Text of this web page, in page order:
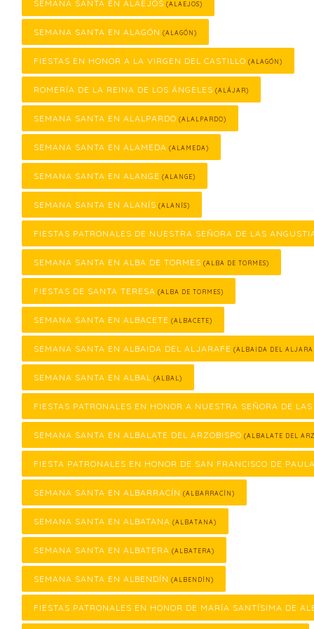
SEMANA SANTA EN ALAEJOS (ALAEJOS)
SEMANA SANTA EN ALAGÓN (ALAGÓN)
FIESTAS EN HONOR A LA VIRGEN DEL CASTILLO (ALAGÓN)
ROMERÍA DE LA REINA DE LOS ÁNGELES (ALÁJAR)
SEMANA SANTA EN ALALPARDO (ALALPARDO)
SEMANA SANTA EN ALAMEDA (ALAMEDA)
SEMANA SANTA EN ALANGE (ALANGE)
SEMANA SANTA EN ALANÍS (ALANÍS)
FIESTAS PATRONALES DE NUESTRA SEÑORA DE LAS
SEMANA SANTA EN ALBA DE TORMES (ALBA DE TORMES)
FIESTAS DE SANTA TERESA (ALBA DE TORMES)
SEMANA SANTA EN ALBACETE (ALBACETE)
SEMANA SANTA EN ALBAIDA DEL ALJARAFE (ALBAIDA DEL
SEMANA SANTA EN ALBAL (ALBAL)
FIESTAS PATRONALES EN HONOR A NUESTRA SEÑORA DE
SEMANA SANTA EN ALBALATE DEL ARZOBISPO (ALBALATE DEL
FIESTA PATRONALES EN HONOR DE SAN FRANCISCO DE
SEMANA SANTA EN ALBARRACÍN (ALBARRACÍN)
SEMANA SANTA EN ALBATANA (ALBATANA)
SEMANA SANTA EN ALBATERA (ALBATERA)
SEMANA SANTA EN ALBENDÍN (ALBENDÍN)
FIESTAS PATRONALES EN HONOR DE MARÍA SANTÍSIMA DE